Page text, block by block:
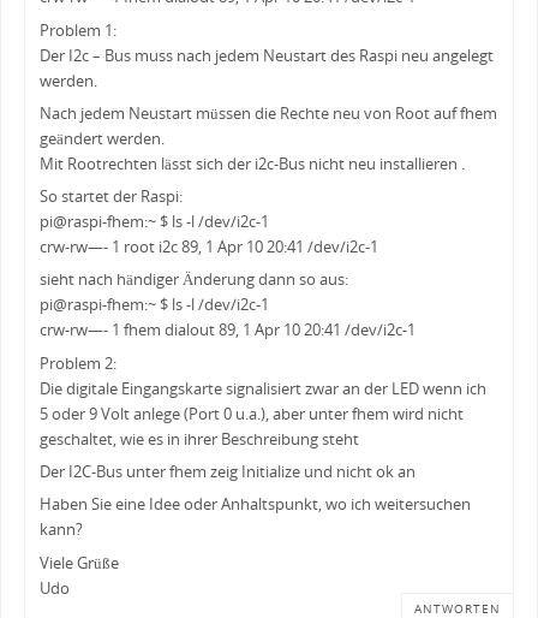
Problem 1:
Der I2c – Bus muss nach jedem Neustart des Raspi neu angelegt
werden.
Nach jedem Neustart müssen die Rechte neu von Root auf fhem
geändert werden.
Mit Rootrechten lässt sich der i2c-Bus nicht neu installieren .
So startet der Raspi:
pi@raspi-fhem:~ $ ls -l /dev/i2c-1
crw-rw—- 1 root i2c 89, 1 Apr 10 20:41 /dev/i2c-1
sieht nach händiger Änderung dann so aus:
pi@raspi-fhem:~ $ ls -l /dev/i2c-1
crw-rw—- 1 fhem dialout 89, 1 Apr 10 20:41 /dev/i2c-1
Problem 2:
Die digitale Eingangskarte signalisiert zwar an der LED wenn ich
5 oder 9 Volt anlege (Port 0 u.a.), aber unter fhem wird nicht
geschaltet, wie es in ihrer Beschreibung steht
Der I2C-Bus unter fhem zeig Initialize und nicht ok an
Haben Sie eine Idee oder Anhaltspunkt, wo ich weitersuchen
kann?
Viele Grüße
Udo
ANTWORTEN